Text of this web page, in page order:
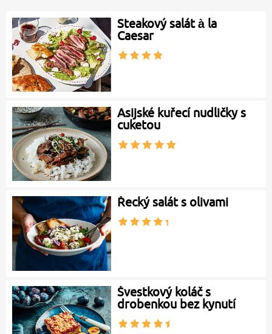
Steakový salát à la
Caesar
Asijské kuřecí nudličky s
cuketou
Řecký salát s olivami
Švestkový koláč s
drobenkou bez kynutí